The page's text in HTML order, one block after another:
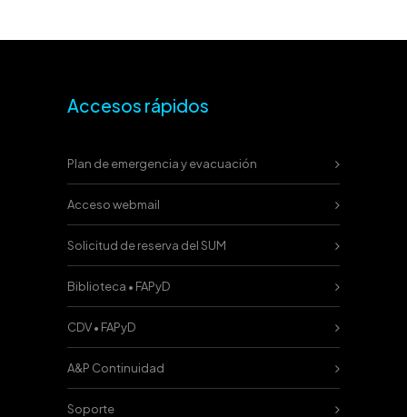
Accesos rápidos
Plan de emergencia y evacuación
Acceso webmail
Solicitud de reserva del SUM
Biblioteca • FAPyD
CDV • FAPyD
A&P Continuidad
Soporte